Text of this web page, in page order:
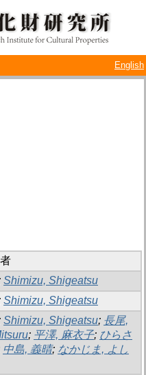
English
Shimizu, Shigeatsu
Shimizu, Shigeatsu
Shimizu, Shigeatsu; 長尾,
; 平澤, 麻衣子; ひらさ
中島, 義晴; なかじま, よし